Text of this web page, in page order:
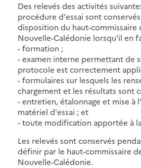
Des relevés des activités
procédure d'essai sont
disposition du haut-commissaire
Nouvelle-Calédonie lorsqu'il en
- formation ;
- examen interne permettant de
protocole est correctement
- formulaires sur lesquels les
chargement et les résultats sont
- entretien, étalonnage et mise à
matériel d'essai ; et
- toute modification apportée à
Les relevés sont conservés
définir par le haut-commissaire
Nouvelle-Calédonie.